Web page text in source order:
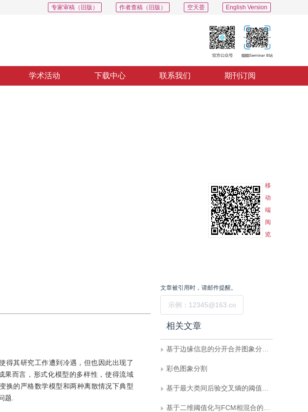
English Version
空天荟
作者查稿（旧版）
专家审稿（旧版）
学术活动 下载中心 联系我们 期刊订阅
移
动
端
阅
览
得其研究工作遭到冷遇，但也因此出现了
果而言，形式化模型的多样性，使得流域
换的严格数学模型和两种离散情况下典型
题.
文章被引用时，请邮件提醒。
相关文章
基于边缘信息的分开合并图象分割方法
彩色图象分割
基于最大类间后验交叉熵的阈值比分割算法
基于二维阈值化与FCM相混合的图象快速分割方法